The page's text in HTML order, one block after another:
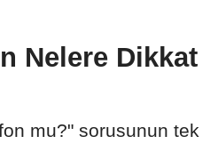
Nelere Dikkat
mu?" sorusunun tek